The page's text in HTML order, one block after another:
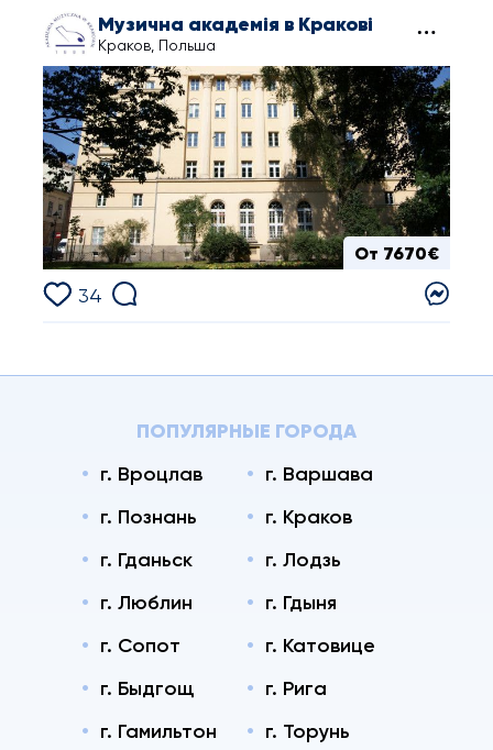
Музична академія в Кракові
Краков, Польша
От 7670€
34
ПОПУЛЯРНЫЕ ГОРОДА
г. Вроцлав
г. Варшава
г. Познань
г. Краков
г. Гданьск
г. Лодзь
г. Люблин
г. Гдыня
г. Сопот
г. Катовице
г. Быдгощ
г. Рига
г. Гамильтон
г. Торунь